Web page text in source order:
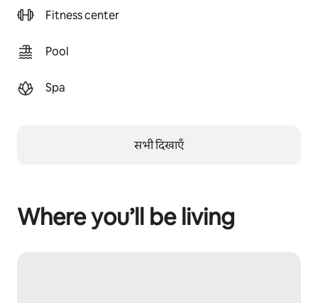
Fitness center
Pool
Spa
सभी दिखाएँ
Where you’ll be living